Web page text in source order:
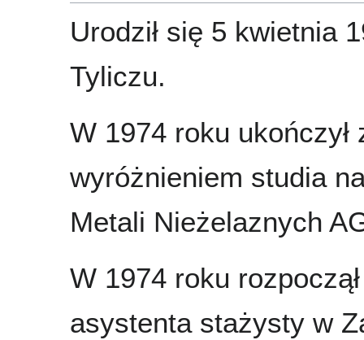
Urodził się 5 kwietnia
Tyliczu.
W 1974 roku ukończył
wyróżnieniem studia
Metali Nieżelaznych
W 1974 roku
asystenta stażysty w